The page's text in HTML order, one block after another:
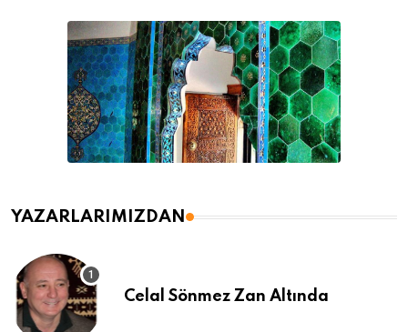
YAZARLARIMIZDAN
Celal Sönmez Zan Altında